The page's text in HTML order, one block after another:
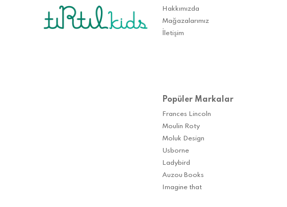
Hakkımızda
Mağazalarımız
İletişim
Popüler Markalar
Frances Lincoln
Moulin Roty
Moluk Design
Usborne
Ladybird
Auzou Books
Imagine that